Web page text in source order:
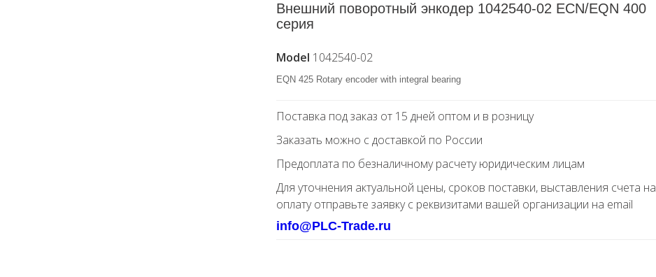
Внешний поворотный энкодер 1042540-02 ECN/EQN 400
серия
Model 1042540-02
EQN 425 Rotary encoder with integral bearing
Поставка под заказ от 15 дней оптом и в розницу
Заказать можно с доставкой по России
Предоплата по безналичному расчету юридическим лицам
Для уточнения актуальной цены, сроков поставки, выставления счета на
оплату отправьте заявку с реквизитами вашей организации на email
info@PLC-Trade.ru